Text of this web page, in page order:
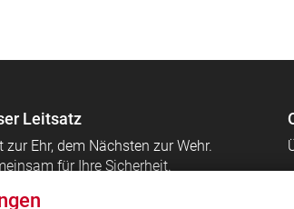
Leitsatz
zur Ehr, dem Nächsten zur Wehr.
für Ihre Sicherheit.